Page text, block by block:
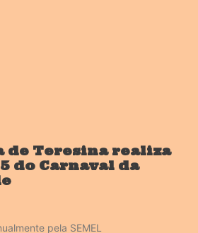
Teresina realiza
do Carnaval da
pela SEMEL